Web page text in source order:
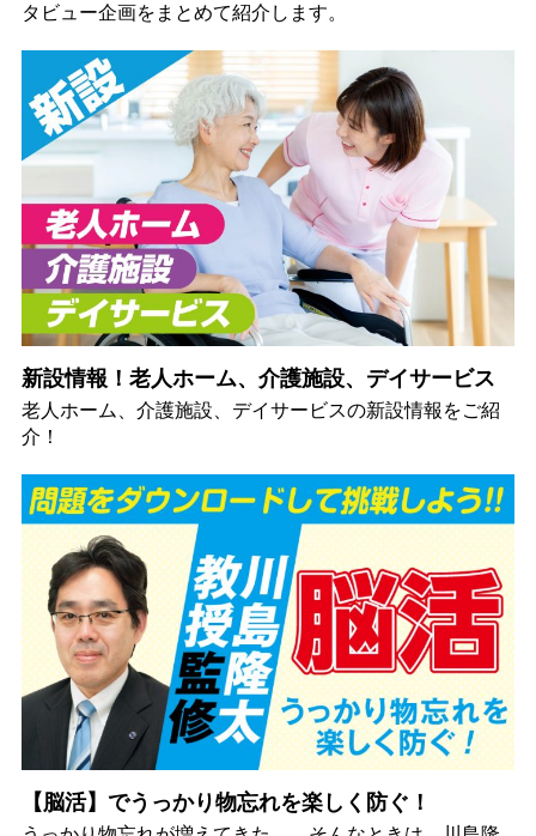
タビュー企画をまとめて紹介します。
新設情報！老人ホーム、介護施設、デイサービス
老人ホーム、介護施設、デイサービスの新設情報をご紹
介！
【脳活】でうっかり物忘れを楽しく防ぐ！